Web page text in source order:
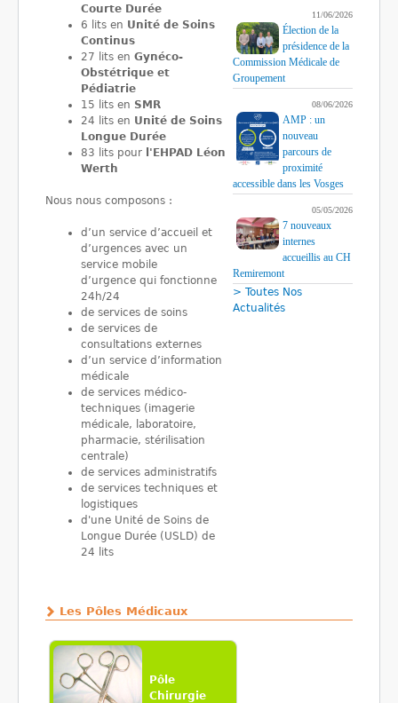
Courte Durée
6 lits en Unité de Soins
Continus
27 lits en Gynéco-
Obstétrique et
Pédiatrie
15 lits en SMR
24 lits en Unité de Soins
Longue Durée
83 lits pour l'EHPAD Léon
Werth
Nous nous composons :
d’un service d’accueil et
d’urgences avec un
service mobile
d’urgence qui fonctionne
24h/24
de services de soins
de services de
consultations externes
d’un service d’information
médicale
de services médico-
techniques (imagerie
médicale, laboratoire,
pharmacie, stérilisation
centrale)
de services administratifs
de services techniques et
logistiques
d'une Unité de Soins de
Longue Durée (USLD) de
24 lits
11/06/2026
Élection de la
présidence de la
Commission Médicale de
Groupement
08/06/2026
AMP : un
nouveau
parcours de
proximité
accessible dans les Vosges
05/05/2026
7 nouveaux
internes
accueillis au CH
Remiremont
> Toutes Nos
Actualités
Les Pôles Médicaux
Pôle
Chirurgie